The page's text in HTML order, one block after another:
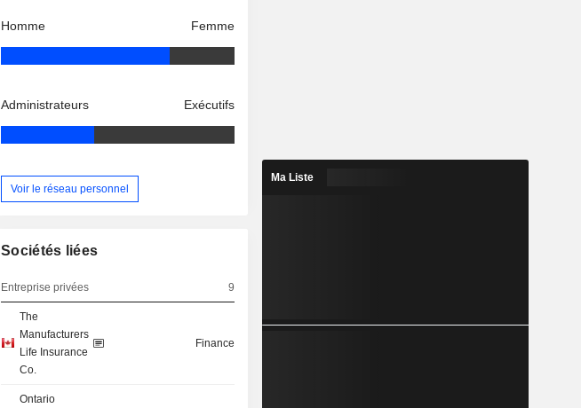
Homme Femme
Administrateurs Exécutifs
Voir le réseau personnel
Sociétés liées
Entreprise privées 9
The
Manufacturers
Life Insurance
Co.
Finance
Ontario
Ma Liste